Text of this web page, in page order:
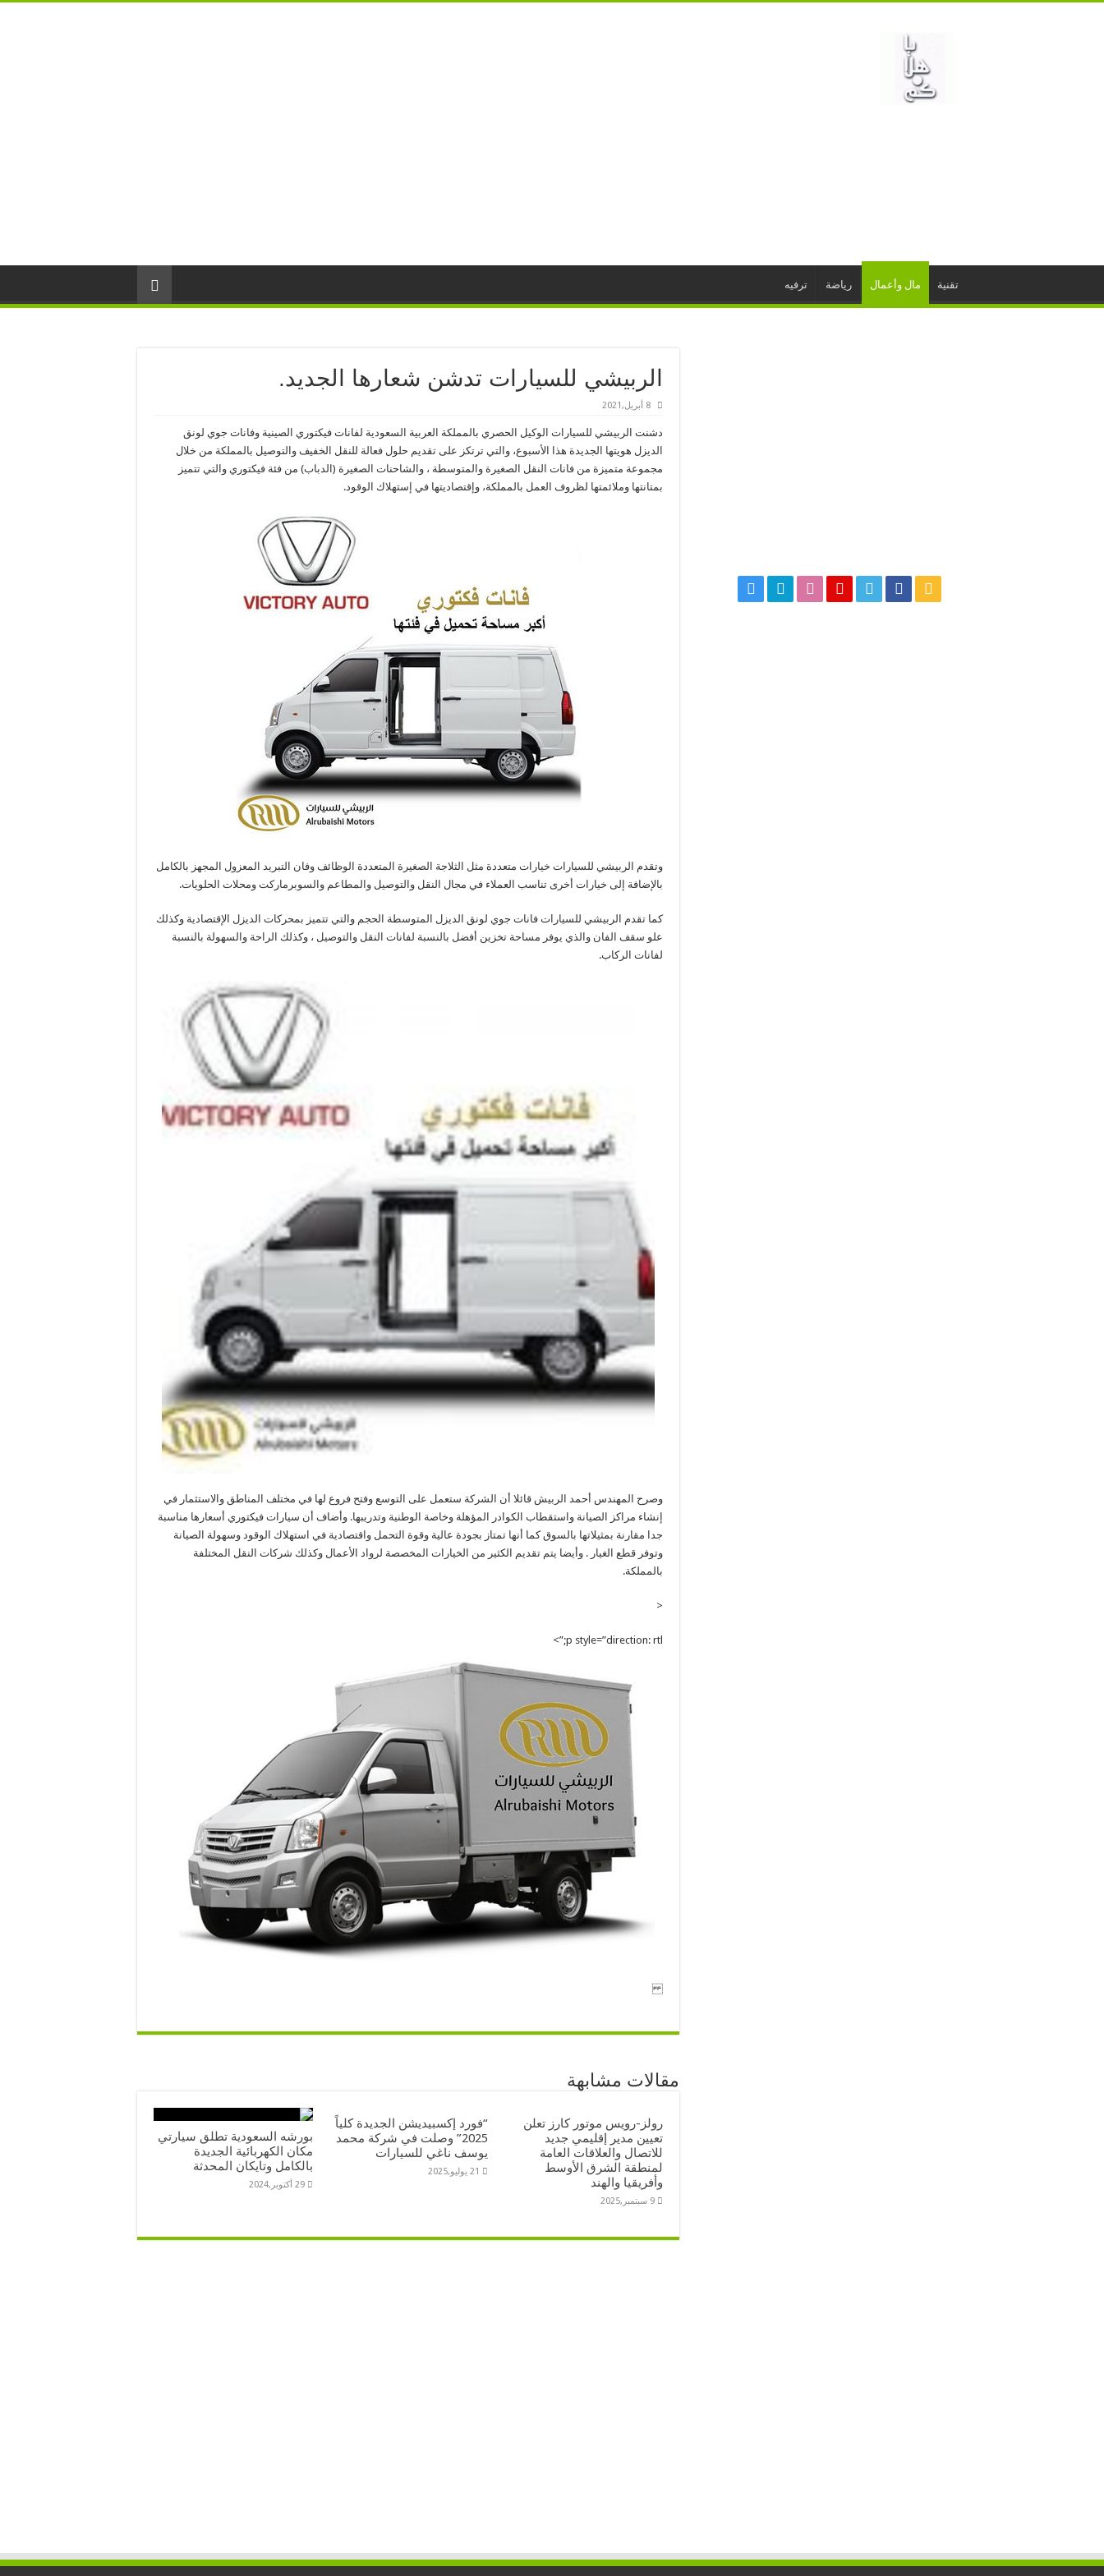
تقنية مال وأعمال رياضة ترفيه
الربيشي للسيارات تدشن شعارها الجديد.
8 أبريل,2021
دشنت الربيشي للسيارات الوكيل الحصري بالمملكة العربية السعودية لفانات فيكتوري الصينية وفانات جوي لونق
الديزل هويتها الجديدة هذا الأسبوع، والتي ترتكز على تقديم حلول فعالة للنقل الخفيف والتوصيل بالمملكة من خلال
مجموعة متميزة من فانات النقل الصغيرة والمتوسطة ، والشاحنات الصغيرة (الدباب) من فئة فيكتوري والتي تتميز
بمتانتها وملائمتها لظروف العمل بالمملكة، وإقتصاديتها في إستهلاك الوقود.
وتقدم الربيشي للسيارات خيارات متعددة مثل الثلاجة الصغيرة المتعددة الوظائف وفان التبريد المعزول المجهز بالكامل
بالإضافة إلى خيارات أخرى تناسب العملاء في مجال النقل والتوصيل والمطاعم والسوبرماركت ومحلات الحلويات.
كما تقدم الربيشي للسيارات فانات جوي لونق الديزل المتوسطة الحجم والتي تتميز بمحركات الديزل الإقتصادية وكذلك
علو سقف الفان والذي يوفر مساحة تخزين أفضل بالنسبة لفانات النقل والتوصيل ، وكذلك الراحة والسهولة بالنسبة
لفانات الركاب.
وصرح المهندس أحمد الربيش قائلا أن الشركة ستعمل على التوسع وفتح فروع لها في مختلف المناطق والاستثمار في
إنشاء مراكز الصيانة واستقطاب الكوادر المؤهلة وخاصة الوطنية وتدريبها. وأضاف أن سيارات فيكتوري أسعارها مناسبة
جدا مقارنة بمثيلاتها بالسوق كما أنها تمتاز بجودة عالية وقوة التحمل واقتصادية في استهلاك الوقود وسهولة الصيانة
وتوفر قطع الغيار . وأيضا يتم تقديم الكثير من الخيارات المخصصة لرواد الأعمال وكذلك شركات النقل المختلفة
بالمملكة.
<
p style=”direction: rtl;”>
مقالات مشابهة
رولز-رويس موتور كارز تعلن
تعيين مدير إقليمي جديد
للاتصال والعلاقات العامة
لمنطقة الشرق الأوسط
وأفريقيا والهند
9 سبتمبر,2025
“فورد إكسبيديشن الجديدة كلياً
2025” وصلت في شركة محمد
يوسف ناغي للسيارات
21 يوليو,2025
بورشه السعودية تطلق سيارتي
مكان الكهربائية الجديدة
بالكامل وتايكان المحدثة
29 أكتوبر,2024